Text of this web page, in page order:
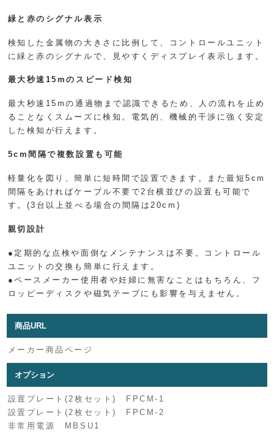
緑と赤のシグナル表示
検知した金属物の大きさに比例して、コントロールユニット
に緑と赤のシグナルで、見やすくディスプレイ表示します。
最大秒速15mのスピード検知
最大秒速15mの通過物まで認識できるため、人の流れを止め
ることなくスムーズに検知。電気的、機械的干渉に強く安定
した検知が行えます。
5cm間隔で複数設置も可能
軽量化を図り、簡単に短時間で設置できます。また最短5cm
間隔をあければケーブル不要で2台横並びの設置も可能で
す。(3台以上並べる場合の間隔は20cm)
親切設計
●定期的な点検や面倒なメンテナンスは不要。コントロール
ユニットの交換も簡単に行えます。
●ペースメーカー使用者や妊婦に無害なことはもちろん、フ
ロッピーディスクや磁気テープにも影響を与えません。
商品URL
メーカー商品ページ
オプション
設置プレート(2枚セット) FPCM-1
設置プレート(2枚セット) FPCM-2
非常用電源 MBSU1